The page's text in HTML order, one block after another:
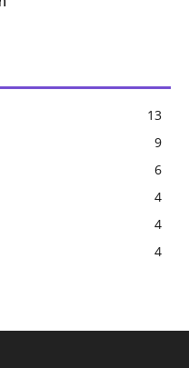
13
9
6
4
4
4